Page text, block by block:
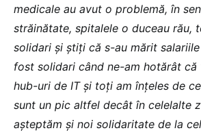
medicale au avut o problemă, în
străinătate, spitalele o duceau rău,
solidari și știți că s-au mărit
fost solidari când ne-am hotărât că
hub-uri de IT și toți am înțeles de
sunt un pic altfel decât în celelalte
așteptăm și noi solidaritate de la